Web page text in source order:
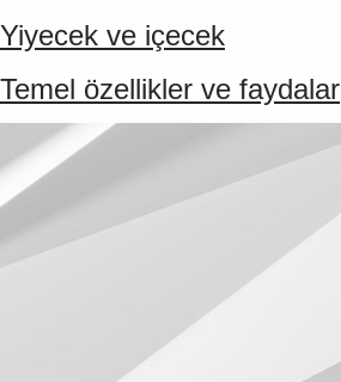
Yiyecek ve içecek
Temel özellikler ve faydalar